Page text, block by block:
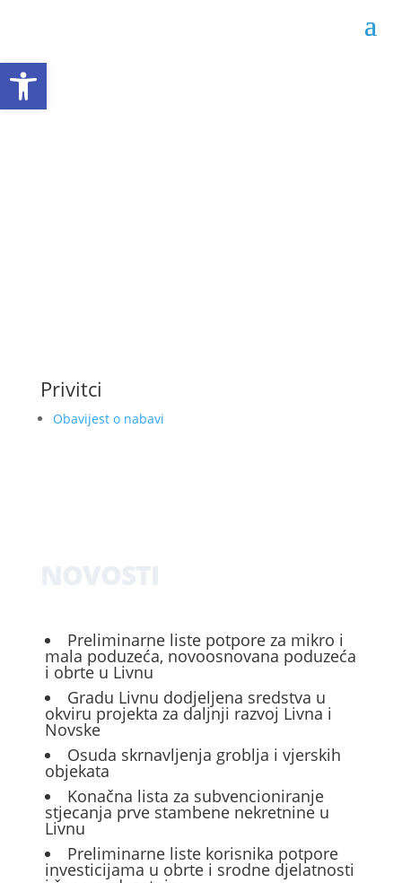
Privitci
Obavijest o nabavi
Preliminarne liste potpore za mikro i
mala poduzeća, novoosnovana poduzeća
i obrte u Livnu
Gradu Livnu dodjeljena sredstva u
okviru projekta za daljnji razvoj Livna i
Novske
Osuda skrnavljenja groblja i vjerskih
objekata
Konačna lista za subvencioniranje
stjecanja prve stambene nekretnine u
Livnu
Preliminarne liste korisnika potpore
investicijama u obrte i srodne djelatnosti
Open toolbar